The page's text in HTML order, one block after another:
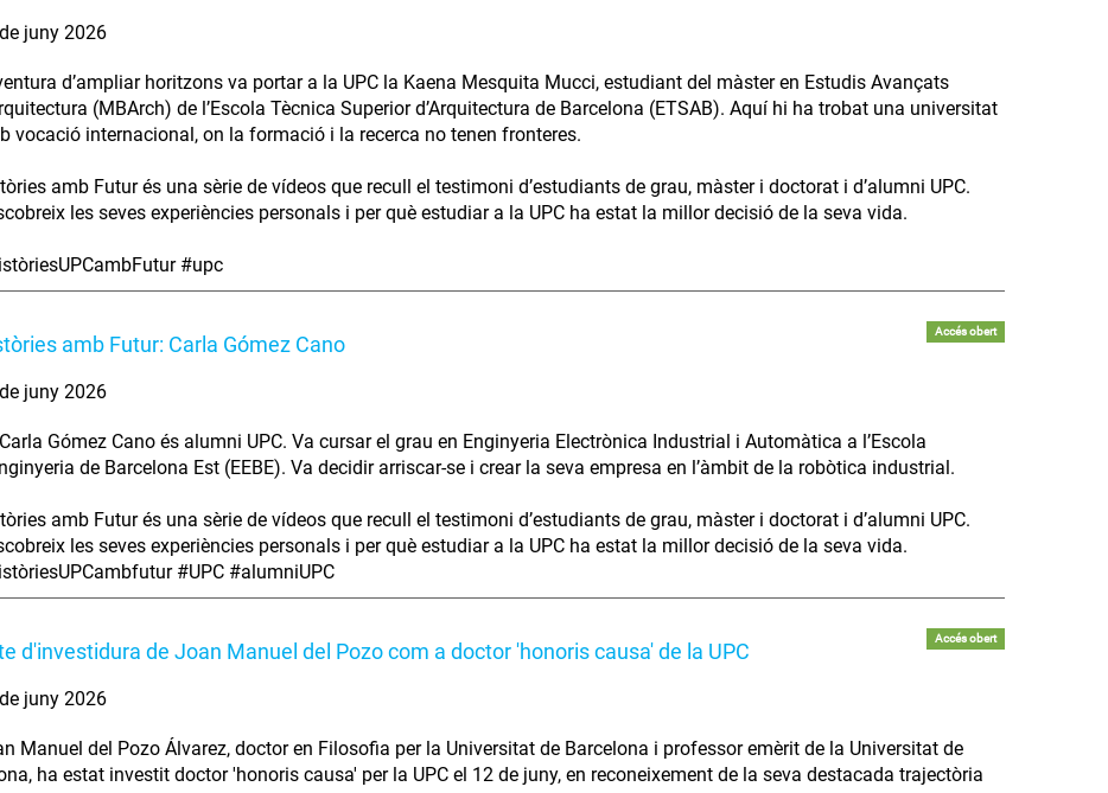
juny 2026
d’ampliar horitzons va portar a la UPC la Kaena Mesquita Mucci, estudiant del màster en Estudis Avançats
(MBArch) de l’Escola Tècnica Superior d’Arquitectura de Barcelona (ETSAB). Aquí hi ha trobat una universitat
vocació internacional, on la formació i la recerca no tenen fronteres.
amb Futur és una sèrie de vídeos que recull el testimoni d’estudiants de grau, màster i doctorat i d’alumni UPC.
les seves experiències personals i per què estudiar a la UPC ha estat la millor decisió de la seva vida.
#upc
amb Futur: Carla Gómez Cano
Accés obert
juny 2026
Gómez Cano és alumni UPC. Va cursar el grau en Enginyeria Electrònica Industrial i Automàtica a l’Escola
de Barcelona Est (EEBE). Va decidir arriscar-se i crear la seva empresa en l’àmbit de la robòtica industrial.
amb Futur és una sèrie de vídeos que recull el testimoni d’estudiants de grau, màster i doctorat i d’alumni UPC.
les seves experiències personals i per què estudiar a la UPC ha estat la millor decisió de la seva vida.
#UPC #alumniUPC
d'investidura de Joan Manuel del Pozo com a doctor 'honoris causa' de la UPC
Accés obert
juny 2026
Manuel del Pozo Álvarez, doctor en Filosofia per la Universitat de Barcelona i professor emèrit de la Universitat de
ha estat investit doctor 'honoris causa' per la UPC el 12 de juny, en reconeixement de la seva destacada trajectòria